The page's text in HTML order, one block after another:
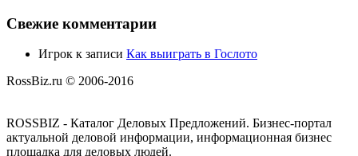
Свежие комментарии
Игрок к записи Как выиграть в Гослото
RossBiz.ru © 2006-2016
ROSSBIZ - Каталог Деловых Предложений. Бизнес-портал
актуальной деловой информации, информационная бизнес
площадка для деловых людей.